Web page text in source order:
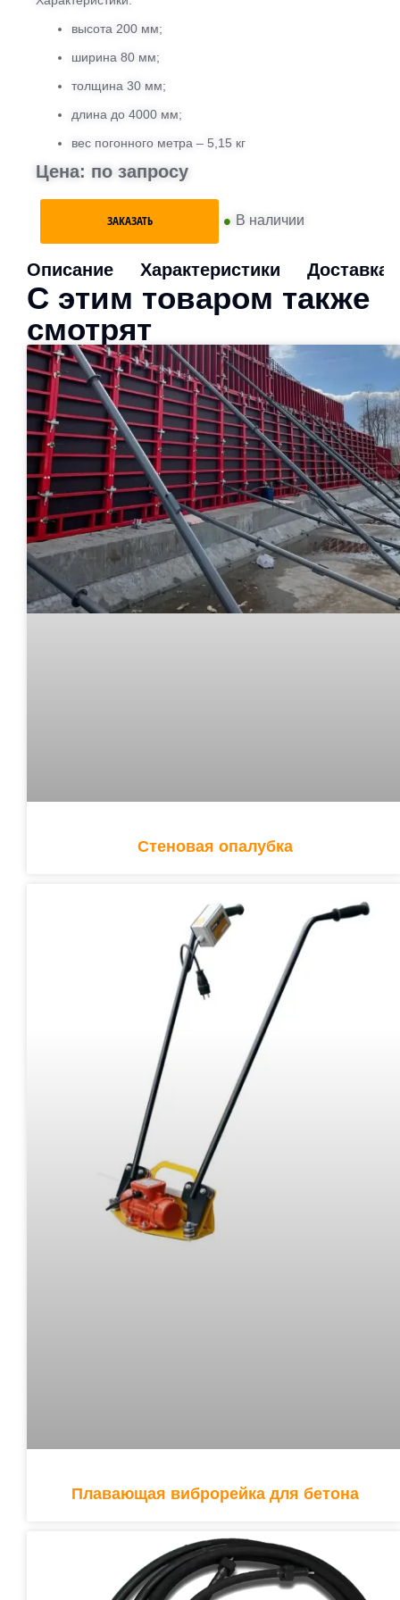
высота 200 мм;
ширина 80 мм;
толщина 30 мм;
длина до 4000 мм;
вес погонного метра – 5,15 кг
Цена: по запросу
ЗАКАЗАТЬ • В наличии
Описание Характеристики Доставка
С этим товаром также
смотрят
Стеновая опалубка
Плавающая виброрейка для бетона